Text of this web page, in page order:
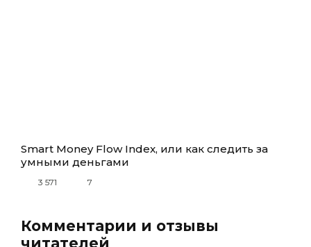
Smart Money Flow Index, или как следить за
умными деньгами
3 571 7
Комментарии и отзывы
читателей